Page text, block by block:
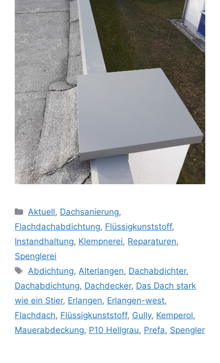
Kategorien
Aktuell, Dachsanierung,
Flachdachabdichtung, Flüssigkunststoff,
Instandhaltung, Klempnerei, Reparaturen,
Spenglerei
Schlagwörter
Abdichtung, Alterlangen, Dachabdichter,
Dachabdichtung, Dachdecker, Das Dach stark
wie ein Stier, Erlangen, Erlangen-west,
Flachdach, Flüssigkunststoff, Gully, Kemperol,
Mauerabdeckung, P10 Hellgrau, Prefa, Spengler